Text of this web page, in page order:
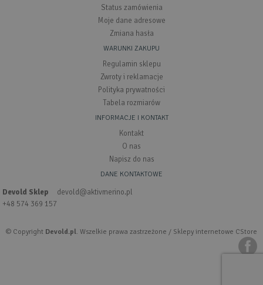
Status zamówienia
Moje dane adresowe
Zmiana hasła
WARUNKI ZAKUPU
Regulamin sklepu
Zwroty i reklamacje
Polityka prywatności
Tabela rozmiarów
INFORMACJE I KONTAKT
Kontakt
O nas
Napisz do nas
DANE KONTAKTOWE
Devold Sklep
+48 574 369 157
devold@aktivmerino.pl
© Copyright Devold.pl. Wszelkie prawa zastrzeżone / Sklepy internetowe CStore